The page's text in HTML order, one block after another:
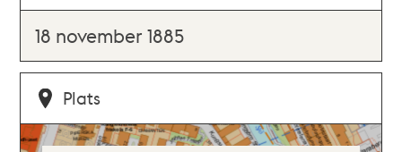
18 november 1885
Plats